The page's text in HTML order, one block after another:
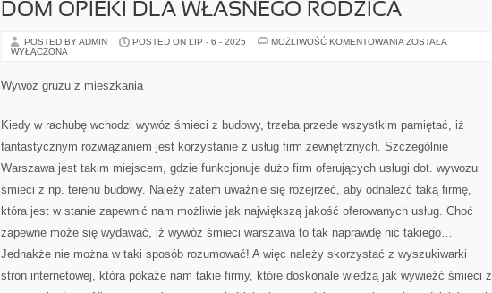
DOM OPIEKI DLA WŁASNEGO RODZICA
POSTED BY ADMIN POSTED ON LIP - 6 - 2025 MOŻLIWOŚĆ KOMENTOWANIA DOM
ZOSTAŁA
WYŁĄCZONA
Wywóz gruzu z mieszkania
Kiedy w rachubę wchodzi wywóz śmieci z budowy, trzeba przede wszystkim pamiętać, iż
fantastycznym rozwiązaniem jest korzystanie z usług firm zewnętrznych. Szczególnie
Warszawa jest takim miejscem, gdzie funkcjonuje dużo firm oferujących usługi dot. wywozu
śmieci z np. terenu budowy. Należy zatem uważnie się rozejrzeć, aby odnaleźć taką firmę,
która jest w stanie zapewnić nam możliwie jak największą jakość oferowanych usług. Choć
zapewne może się wydawać, iż wywóz śmieci warszawa to tak naprawdę nic takiego…
Jednakże nie można w taki sposób rozumować! A więc należy skorzystać z wyszukiwarki
stron internetowej, która pokaże nam takie firmy, które doskonale wiedzą jak wywieźć śmieci z